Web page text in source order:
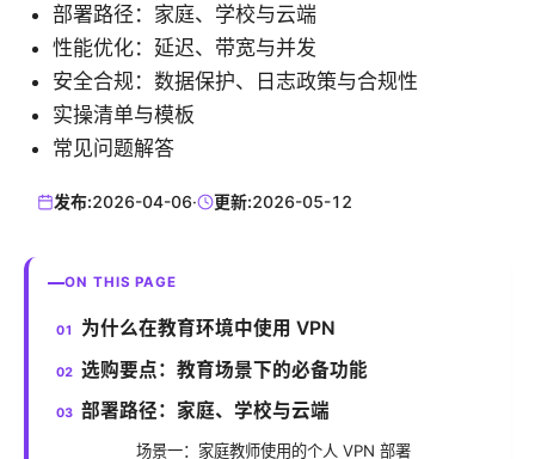
部署路径：家庭、学校与云端
性能优化：延迟、带宽与并发
安全合规：数据保护、日志政策与合规性
实操清单与模板
常见问题解答
发布:2026-04-06· 更新:2026-05-12
ON THIS PAGE
为什么在教育环境中使用 VPN
选购要点：教育场景下的必备功能
部署路径：家庭、学校与云端
场景一：家庭教师使用的个人 VPN 部署